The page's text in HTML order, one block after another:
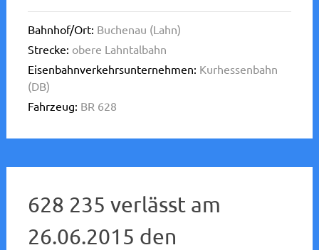
Bahnhof/Ort: Buchenau (Lahn)
Strecke: obere Lahntalbahn
Eisenbahnverkehrsunternehmen: Kurhessenbahn
(DB)
Fahrzeug: BR 628
628 235 verlässt am
26.06.2015 den